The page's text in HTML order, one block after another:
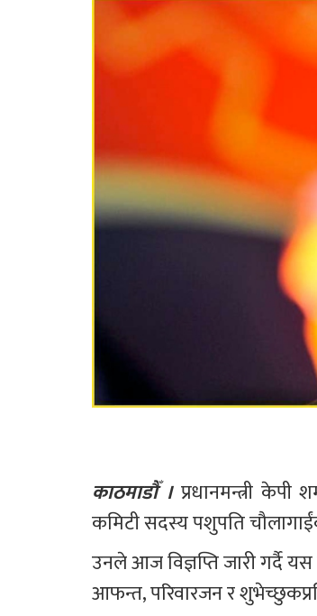
काठमाडौँ । प्रधानमन्त्री
कमिटी सदस्य पशुपति
उनले आज विज्ञप्ति जारी गर्दै
आफन्त, परिवारजन र